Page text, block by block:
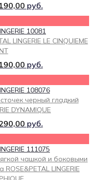
руб.
LINGERIE LE CINQUIEME
руб.
черный гладкий
DYNAMIQUE
руб.
чашкой и боковыми
LINGERIE